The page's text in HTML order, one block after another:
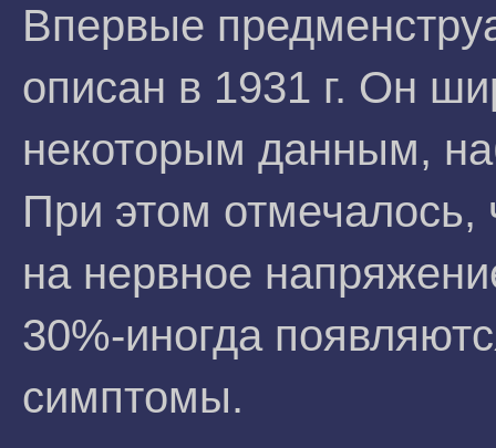
Впервые
описан в 1931 г. Он
некоторым данным,
При этом
на нервное
30%-иногда
симптомы.